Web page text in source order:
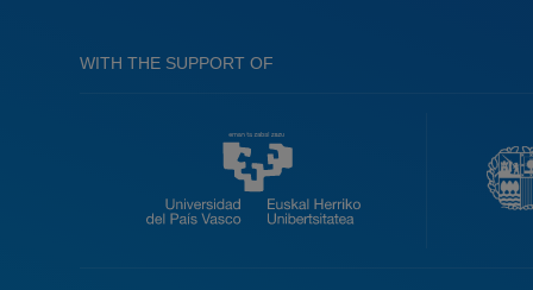
WITH THE SUPPORT OF